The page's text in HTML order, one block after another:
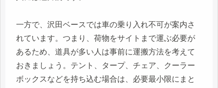
一方で、沢田ベースでは車の乗り入れ不可が案内さ
れています。つまり、荷物をサイトまで運ぶ必要が
あるため、道具が多い人は事前に運搬方法を考えて
おきましょう。テント、タープ、チェア、クーラー
ボックスなどを持ち込む場合は、必要最小限にまと